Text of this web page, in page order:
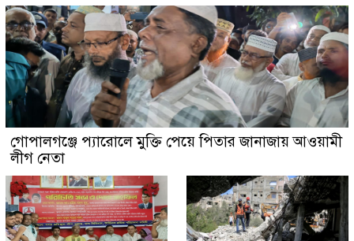
গোপালগঞ্জে প্যারোলে মুক্তি পেয়ে পিতার জানাজায় আওয়ামী
লীগ নেতা